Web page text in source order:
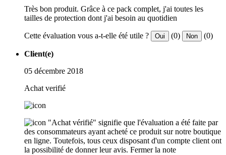
Très bon produit. Grâce à ce pack complet, j'ai toutes les
tailles de protection dont j'ai besoin au quotidien
Cette évaluation vous a-t-elle été utile ? Oui (0) Non (0)
Client(e)
05 décembre 2018
Achat verifié
"Achat vérifié" signifie que l'évaluation a été faite par
des consommateurs ayant acheté ce produit sur notre boutique
en ligne. Toutefois, tous ceux disposant d'un compte client ont
la possibilité de donner leur avis. Fermer la note